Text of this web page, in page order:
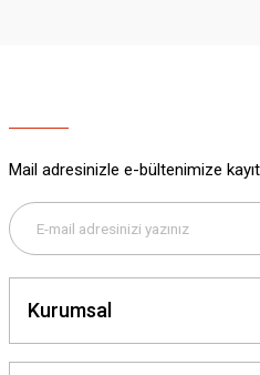
Bu ürüne benzer farklı alternatifler
Mail adresinizle e-bültenimize
Kurumsal